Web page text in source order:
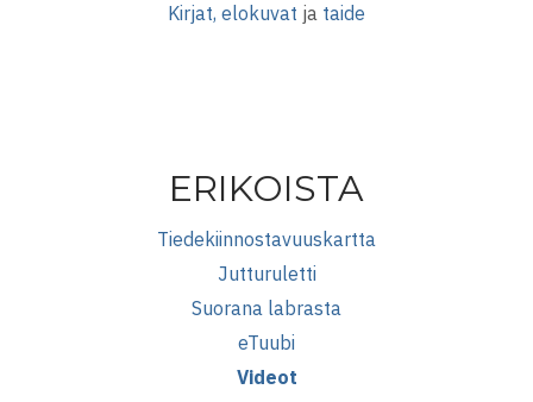
Kirjat, elokuvat ja taide
ERIKOISTA
Tiedekiinnostavuuskartta
Jutturuletti
Suorana labrasta
eTuubi
Videot